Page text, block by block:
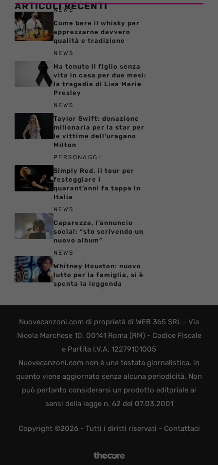
ARTICOLI RECENTI
NEWS
Come bere il whisky per
apprezzarne davvero
qualità e tradizione
NEWS
Ha tenuto il figlio senza
vita in casa per due mesi:
la tragedia di Lisa Marie
Presley
NEWS
Taylor Swift: donazione
milionaria per la star per
le vittime dell’uragano
Milton
PERSONAGGI
Simply Red, il tour per
festeggiare i
quarant’anni fa tappa in
Italia
NEWS
Caparezza, l’annuncio
social: “sto scrivendo un
nuovo album”
NEWS
Whitney Houston: nuovo
lutto per la famiglia, si è
spenta la leggenda
Nuovecanzoni.com di proprietà di WEB 365 SRL - Via
Nicola Marchese 10, 00141 Roma (RM) - Codice Fiscale
e Partita I.V.A. 12279101005
Nuovecanzoni.com non è una testata giornalistica, in
quanto viene aggiornato senza alcuna periodicità. Non
può pertanto considerarsi un prodotto editoriale ai
sensi della legge n. 62 del 07.03.2001
Copyright ©2026 - Tutti i diritti riservati - Contattaci